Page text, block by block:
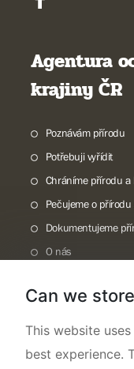
Agentura
krajiny ČR
Poznávám přírodu
Potřebuji vyřídit
Chráníme přírodu a
Pečujeme o
Dokumentujeme
O nás
Can we
This website
best experience.